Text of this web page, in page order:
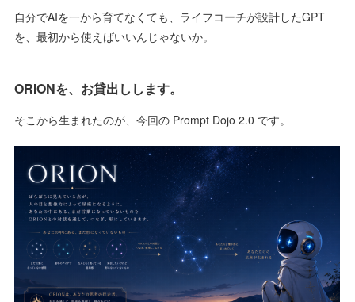
自分でAIを一から育てなくても、ライフコーチが設計したGPT
を、最初から使えばいいんじゃないか。
ORIONを、お貸出しします。
そこから生まれたのが、今回の Prompt Dojo 2.0 です。